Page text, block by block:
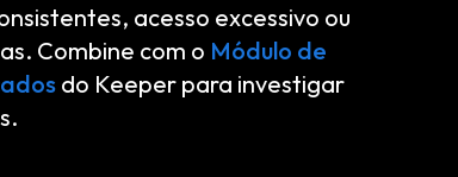
acesso excessivo ou
Combine com o Módulo de
do Keeper para investigar